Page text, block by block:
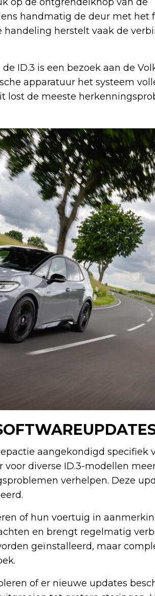
handmatig de deur met het
herstelt vaak de
ID.3 is een bezoek aan de
apparatuur het systeem
lost de meeste
aangekondigd specifiek
diverse ID.3-modellen
verhelpen. Deze
of hun voertuig in
en brengt regelmatig
geïnstalleerd, maar
of er nieuwe updates